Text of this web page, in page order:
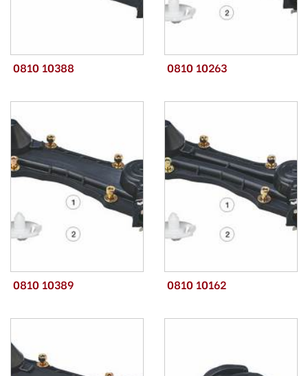
0810 10388 0810 10263
0810 10389 0810 10162